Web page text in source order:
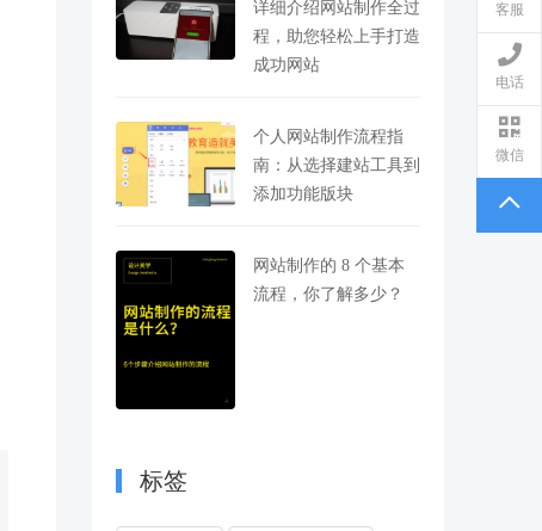
详细介绍网站制作全过
程，助您轻松上手打造
成功网站
个人网站制作流程指
南：从选择建站工具到
添加功能版块
网站制作的 8 个基本
流程，你了解多少？
标签
客服
电话
微信